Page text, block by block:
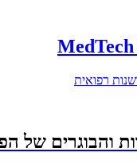
רפואית
והבוגרים של